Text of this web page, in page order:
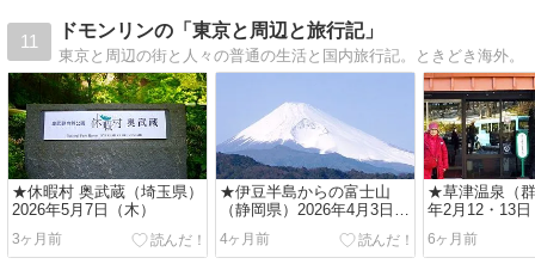
11
ドモンリンの「東京と周辺と旅行記」
東京と周辺の街と人々の普通の生活と国内旅行記。ときどき海外。
★休暇村 奥武蔵（埼玉県）
2026年5月7日（木）
3ヶ月前
★伊豆半島からの富士山
（静岡県）2026年4月3日
（金）
4ヶ月前
★草津温泉（
年2月12・13
6ヶ月前